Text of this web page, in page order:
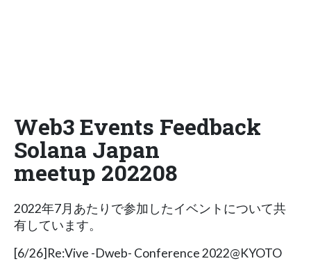
Web3 Events Feedback
Solana Japan
meetup 202208
2022年7月あたりで参加したイベントについて共
有しています。
[6/26]Re:Vive -Dweb- Conference 2022@KYOTO